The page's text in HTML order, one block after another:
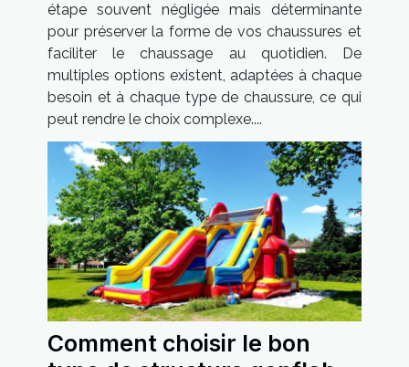
étape souvent négligée mais déterminante
pour préserver la forme de vos chaussures et
faciliter le chaussage au quotidien. De
multiples options existent, adaptées à chaque
besoin et à chaque type de chaussure, ce qui
peut rendre le choix complexe....
Comment choisir le bon